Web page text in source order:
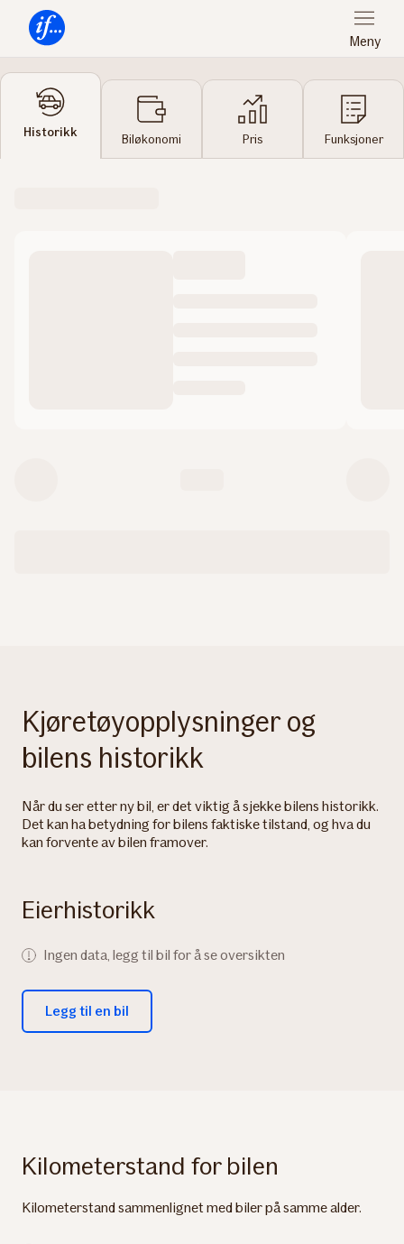
Meny
Historikk Biløkonomi Pris Funksjoner
Kjøretøyopplysninger og
bilens historikk
Når du ser etter ny bil, er det viktig å sjekke bilens historikk.
Det kan ha betydning for bilens faktiske tilstand, og hva du
kan forvente av bilen framover.
Eierhistorikk
Ingen data, legg til bil for å se oversikten
Legg til en bil
Kilometerstand for bilen
Kilometerstand sammenlignet med biler på samme alder.